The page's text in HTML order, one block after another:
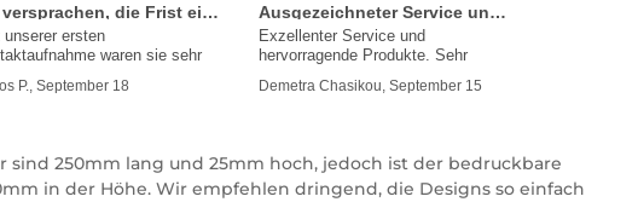
Sie versprachen, die Frist einzuhalten
unserer ersten
waren sie sehr
P., September 18
Ausgezeichneter Service und Produkte
Exzellenter Service und
hervorragende Produkte. Sehr
Demetra Chasikou, September 15
250mm lang und 25mm hoch, jedoch ist der bedruckbare
in der Höhe. Wir empfehlen dringend, die Designs so einfach